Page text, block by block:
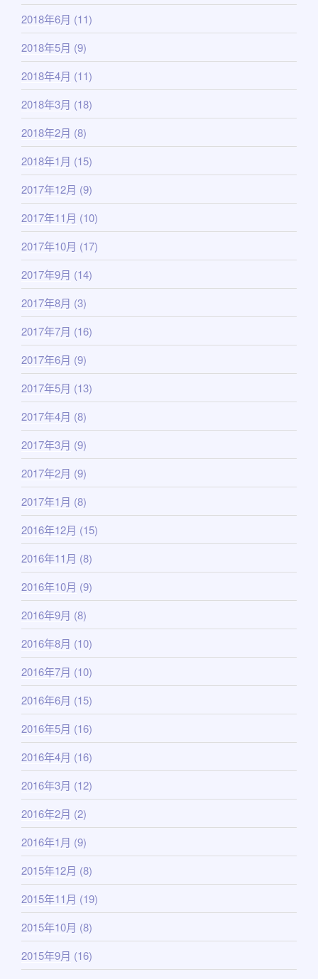
2018年6月 (11)
2018年5月 (9)
2018年4月 (11)
2018年3月 (18)
2018年2月 (8)
2018年1月 (15)
2017年12月 (9)
2017年11月 (10)
2017年10月 (17)
2017年9月 (14)
2017年8月 (3)
2017年7月 (16)
2017年6月 (9)
2017年5月 (13)
2017年4月 (8)
2017年3月 (9)
2017年2月 (9)
2017年1月 (8)
2016年12月 (15)
2016年11月 (8)
2016年10月 (9)
2016年9月 (8)
2016年8月 (10)
2016年7月 (10)
2016年6月 (15)
2016年5月 (16)
2016年4月 (16)
2016年3月 (12)
2016年2月 (2)
2016年1月 (9)
2015年12月 (8)
2015年11月 (19)
2015年10月 (8)
2015年9月 (16)